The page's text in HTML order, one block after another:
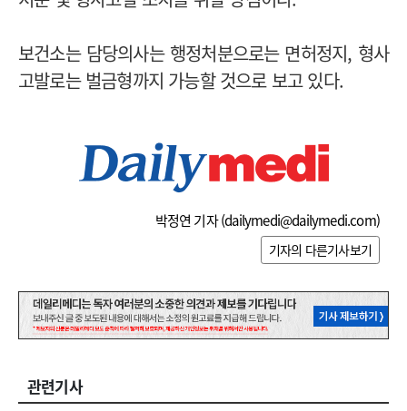
보건소는 담당의사는 행정처분으로는 면허정지, 형사
고발로는 벌금형까지 가능할 것으로 보고 있다.
박정연 기자 (dailymedi@dailymedi.com)
기자의 다른기사보기
관련기사